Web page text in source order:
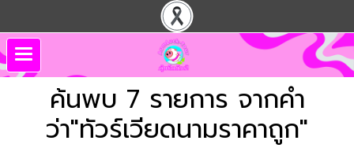
ค้นพบ 7 รายการ จากคำ
ว่า"ทัวร์เวียดนามราคาถูก"